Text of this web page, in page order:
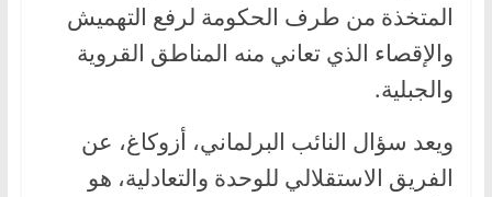
المتخذة من طرف الحكومة لرفع التهميش
والإقصاء الذي تعاني منه المناطق القروية
والجبلية.
ويعد سؤال النائب البرلماني، أزوكاغ، عن
الفريق الاستقلالي للوحدة والتعادلية، هو